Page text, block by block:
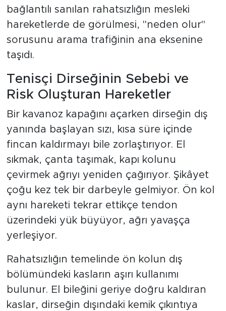
bağlantılı sanılan rahatsızlığın mesleki
hareketlerde de görülmesi, "neden olur"
sorusunu arama trafiğinin ana eksenine
taşıdı.
Tenisçi Dirseğinin Sebebi ve
Risk Oluşturan Hareketler
Bir kavanoz kapağını açarken dirseğin dış
yanında başlayan sızı, kısa süre içinde
fincan kaldırmayı bile zorlaştırıyor. El
sıkmak, çanta taşımak, kapı kolunu
çevirmek ağrıyı yeniden çağırıyor. Şikâyet
çoğu kez tek bir darbeyle gelmiyor. Ön kol
aynı hareketi tekrar ettikçe tendon
üzerindeki yük büyüyor, ağrı yavaşça
yerleşiyor.
Rahatsızlığın temelinde ön kolun dış
bölümündeki kasların aşırı kullanımı
bulunur. El bileğini geriye doğru kaldıran
kaslar, dirseğin dışındaki kemik çıkıntıya